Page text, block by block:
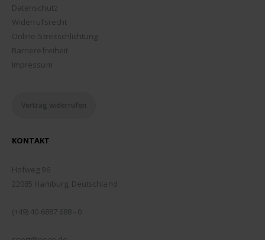
Datenschutz
Widerrufsrecht
Online-Streitschlichtung
Barrierefreiheit
Impressum
Vertrag widerrufen
KONTAKT
Hofweg 96
22085 Hamburg, Deutschland
(+49) 40 6887 688 - 0